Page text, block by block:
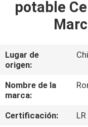
PRODUCTOS
VIDEOS
SOBRE
NOSOTROS
potable
Lugar de
origen:
Nombre de la
marca:
Certificación:
LR